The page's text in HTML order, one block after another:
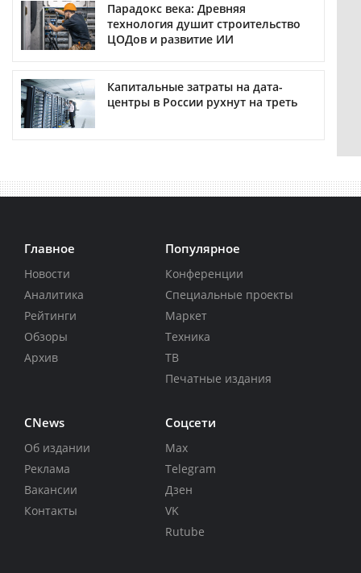
Парадокс века: Древняя
технология душит строительство
ЦОДов и развитие ИИ
Капитальные затраты на дата-
центры в России рухнут на треть
Главное
Новости
Аналитика
Рейтинги
Обзоры
Архив
Популярное
Конференции
Специальные проекты
Маркет
Техника
ТВ
Печатные издания
CNews
Об издании
Реклама
Вакансии
Контакты
Соцсети
Max
Telegram
Дзен
VK
Rutube